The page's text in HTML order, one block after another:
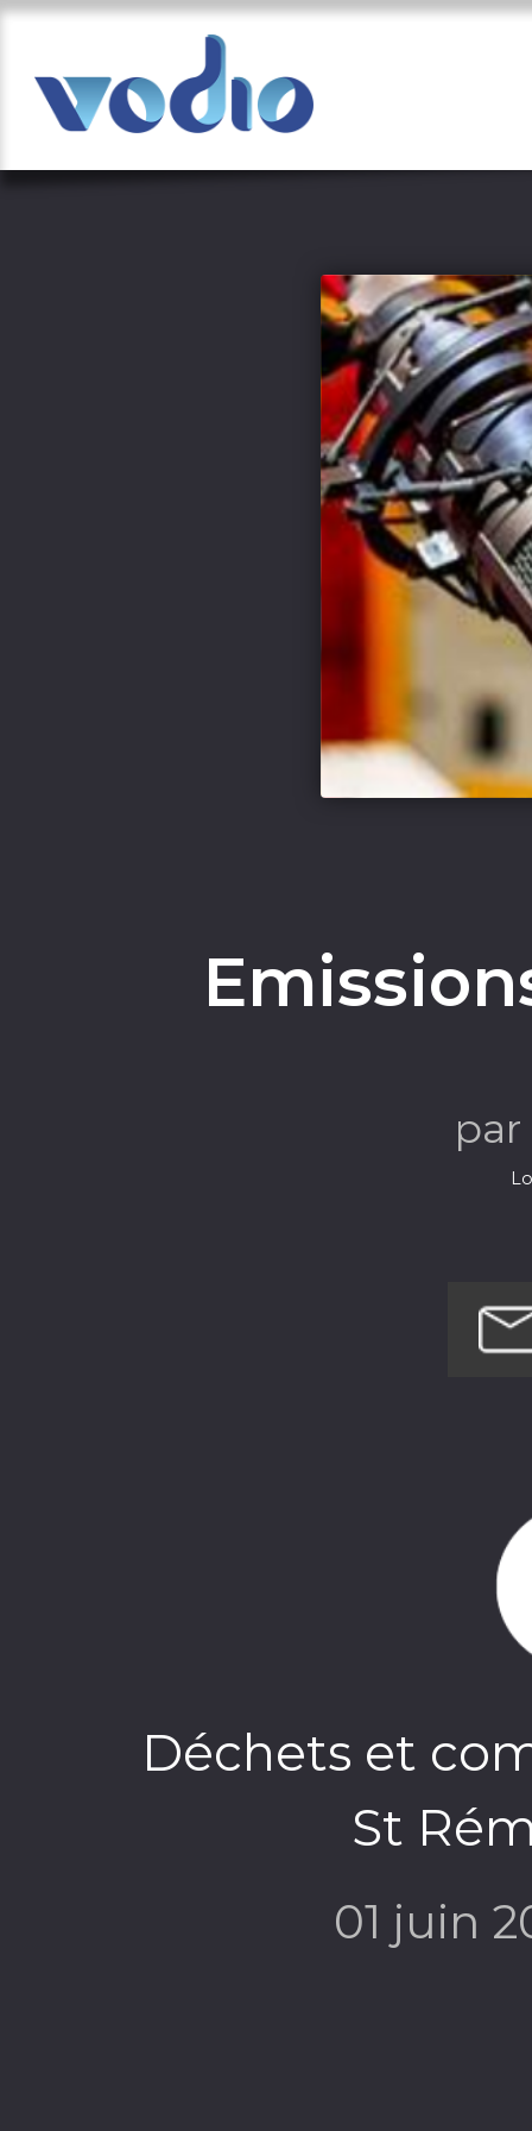
par
Déchets et
St
01 juin